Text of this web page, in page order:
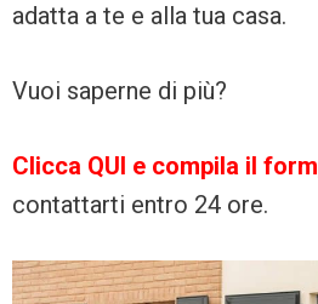
adatta a te e alla tua casa.
Vuoi saperne di più?
Clicca QUI e compila il form
contattarti entro 24 ore.